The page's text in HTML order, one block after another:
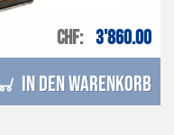
CHF 3'860.00
in den Warenkorb